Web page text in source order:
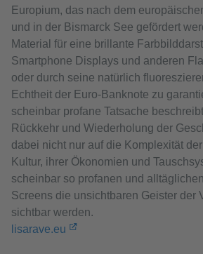
Europium, das nach dem
und in der Bismarck See gefördert
Material für eine brillante
Smartphone Displays und anderen
oder durch seine natürlich
Echtheit der Euro-Banknote zu
scheinbar profane Tatsache
Rückkehr und Wiederholung der
dabei nicht nur auf die Komplexität
Kultur, ihrer Ökonomien und
scheinbar so profanen und
Screens die unsichtbaren Geister der
sichtbar werden.
lisarave.eu